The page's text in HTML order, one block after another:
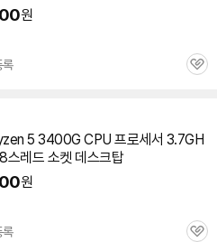
원
관
5 3400G CPU 프로세서 3.7GH
스레드 소켓 데스크탑
원
관